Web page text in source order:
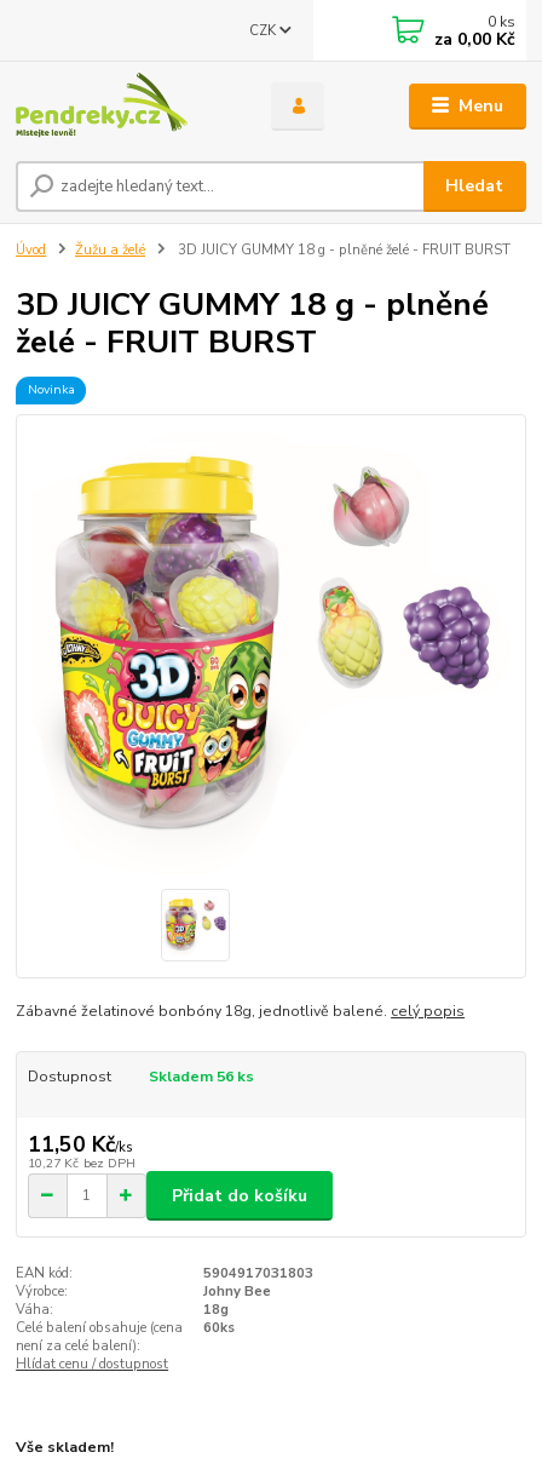
Menu
CZK
Hledat
0 ks
za 0,00 Kč
Úvod Žužu a želé 3D JUICY GUMMY 18 g - plněné želé - FRUIT BURST
3D JUICY GUMMY 18 g - plněné
želé - FRUIT BURST
Novinka
Zábavné želatinové bonbóny 18g, jednotlivě balené. celý popis
Dostupnost Skladem 56 ks
11,50 Kč/ks
10,27 Kč bez DPH
Přidat do košíku
EAN kód:
5904917031803
Výrobce:
Johny Bee
Váha:
18g
Celé balení obsahuje (cena
není za celé balení):
60ks
Hlídat cenu / dostupnost
Vše skladem!